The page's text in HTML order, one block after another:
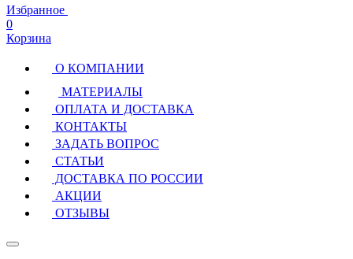
Избранное
0
Корзина
О КОМПАНИИ
МАТЕРИАЛЫ
ОПЛАТА И ДОСТАВКА
КОНТАКТЫ
ЗАДАТЬ ВОПРОС
СТАТЬИ
ДОСТАВКА ПО РОССИИ
АКЦИИ
ОТЗЫВЫ